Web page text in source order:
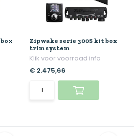
Zipwake serie 300S kit box
trim system
Klik voor voorraad info
€ 2.475,66